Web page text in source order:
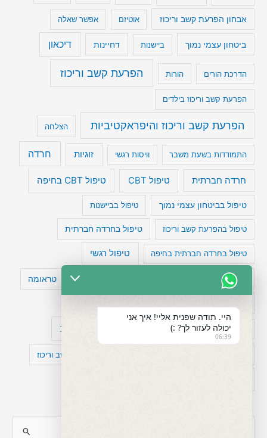
אבחון הפרעת קשב וריכוז אוטיזם אפשר שאלה
ביטחון עצמי נמוך ביישנות דחיינות דיכאון
הדרכת הורים הורות הפרעת קשב וריכוז
הפרעת קשב וריכוז בילדים
הפרעת קשב וריכוז והיפראקטיביות הצלחה
התמודדות בשעת משבר וויסות רגשי זוגיות חרדה
חרדה חברתית טיפול CBT טיפול CBT בחיפה
טיפול בביטחון עצמי נמוך טיפול בביישנות
טיפול בהפרעת קשב וריכוז טיפול בחרדה חברתית
טיפול בחרדה חברתית בחיפה טיפול רגשי
טיפול תרופתי להפרעת קשב טעויות חשיבה טראומה
מפורסמים עם הפרעת קשב עיצות
קומורבידיות להפרעת קשב וריכוז
היי. תודה שפנית אליי! איך אני
יכולה לעזור לך? :)
06:39